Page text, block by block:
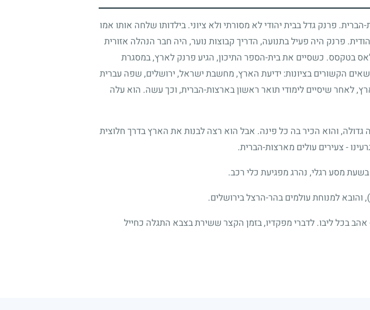
הברית. פרנק גדל בבית יהודי לא מסורתי ולא ציוני. בילדותו שלחה אותו אמו
פרנק היה פעיל בתנועה, הדריך קבוצות נוער, היה חבר הנהלה אזורית
בטקסס. כשסיים את בית-הספר התיכון, הגיע פרנק לארץ, במסגרת
הקשורים בציונות: ידיעת הארץ, מחשבת ישראל, ירושלים, שפה עברית
לאחר שיסיים לימודי תואר ראשון בארצות-הברית, וכך עשה. הוא עלה
גדולה, והוא הכיר בה כל פינה. אבל הוא רצה לבנות את הארץ בדרך חלוצית
-צעירים עולים מארצות-הברית.
בשעת מסע רגלי, נהרג מפגיעת כלי רכב.
, והובא למנוחת עולמים בהר-הרצל בירושלים.
אהב בכל ליבו. לדברי מפקדיו, בזמן הקצר ששירת בצבא התגלה כחייל